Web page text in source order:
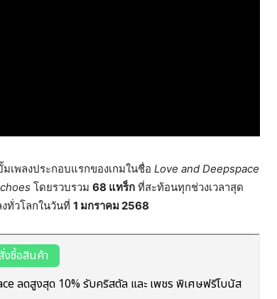
มเพลงประกอบแรกของเกมในชื่อ Love and Deepspace
โดยรวบรวม 68 แทร็ก ที่สะท้อนทุกช่วงเวลาสุด
ทั่วโลกในวันที่ 1 มกราคม 2568